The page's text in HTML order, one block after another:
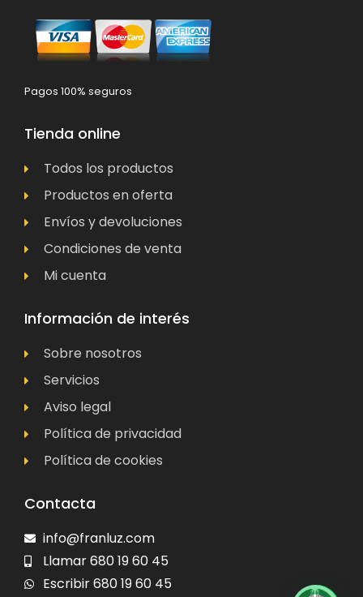
Pagos 100% seguros
Tienda online
Todos los productos
Productos en oferta
Envíos y devoluciones
Condiciones de venta
Mi cuenta
Información de interés
Sobre nosotros
Servicios
Aviso legal
Política de privacidad
Política de cookies
Contacta
info@franluz.com
Llamar 680 19 60 45
Escribir 680 19 60 45